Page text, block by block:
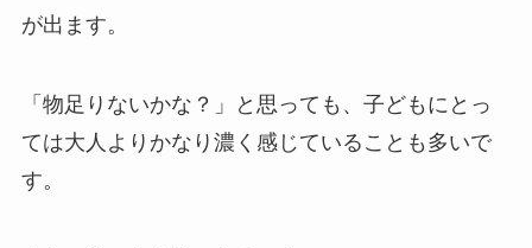
が出ます。
「物足りないかな？」と思っても、子どもにとっ
ては大人よりかなり濃く感じていることも多いで
す。